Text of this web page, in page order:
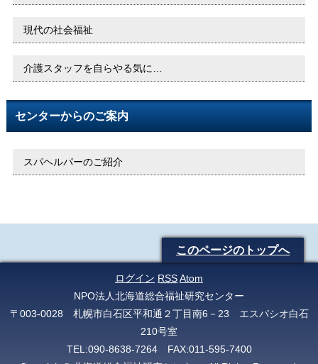
現代の社会福祉
介護スタッフを自らやる気に…
センターからのご案内
スパヘルパーのご紹介
このページのトップへ
ログイン RSSAtom
NPO法人北海道総合福祉研究センター
〒003-0028 札幌市白石区平和通２丁目南6－23 エスパシオ白石
210号室
TEL:090-8638-7264 FAX:011-595-7400